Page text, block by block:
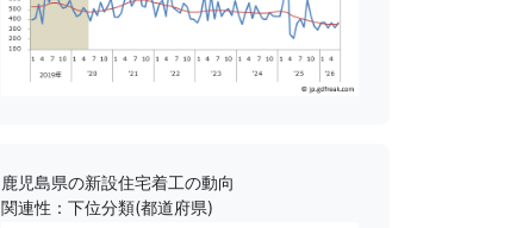
鹿児島県の新設住宅着工の動向
関連性：下位分類(都道府県)